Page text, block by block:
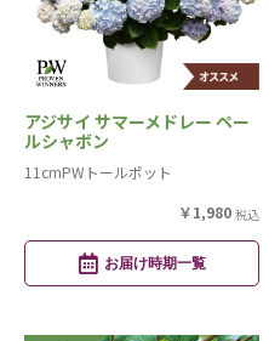
アジサイ サマーメドレー ペー
ルシャボン
11cmPWトールポット
￥1,980 税込
お届け時期一覧